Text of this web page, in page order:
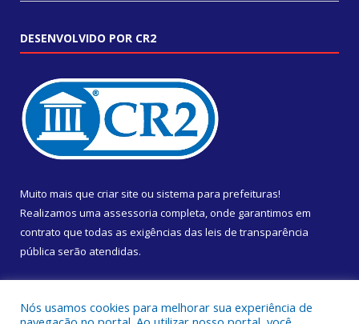
DESENVOLVIDO POR CR2
Muito mais que criar site ou sistema para prefeituras!
Realizamos uma assessoria completa, onde garantimos em
contrato que todas as exigências das leis de transparência
pública serão atendidas.
Nós usamos cookies para melhorar sua experiência de